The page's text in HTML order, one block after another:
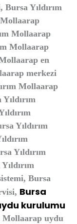
Yıldırım
Mollaarap
Mollaarap
en
merkezi
Mollaarap
Yıldırım
Yıldırım
Bursa
Bursa
kurulumu
Mollaarap uydu